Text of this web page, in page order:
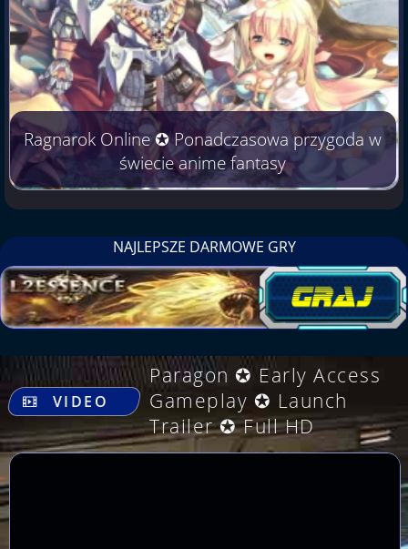
Ragnarok Online ✪ Ponadczasowa przygoda w
świecie anime fantasy
NAJLEPSZE DARMOWE GRY
.
VIDEO
Paragon ✪ Early Access
Gameplay ✪ Launch
Trailer ✪ Full HD